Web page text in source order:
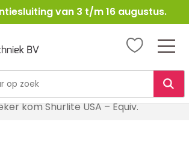
van 3 t/m 16 augustus.
LST
kom Shurlite USA – Equiv.